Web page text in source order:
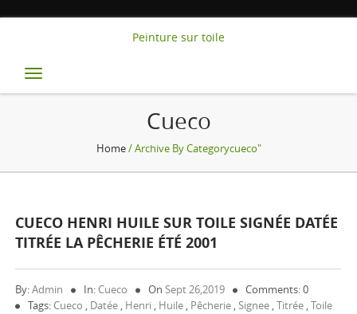
Peinture sur toile
Toggle
navigation
Cueco
Home/ Archive By Categorycueco"
CUECO HENRI HUILE SUR TOILE SIGNÉE DATÉE
TITRÉE LA PÊCHERIE ÉTÉ 2001
By:Admin In: Cueco OnSept 26,2019
Comments: 0
Tags: Cueco , Datée , Henri , Huile , Pêcherie ,Signee ,Titrée ,Toile